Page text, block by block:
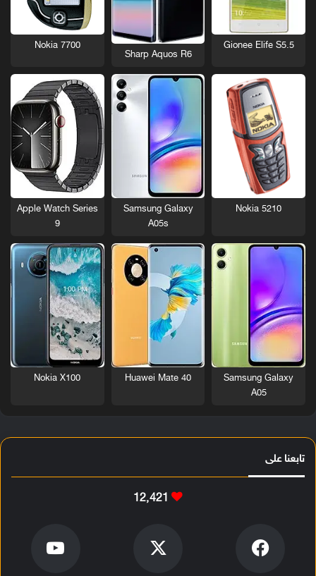
Gionee Elife S5.5
Sharp Aquos R6
Nokia 7700
Nokia 5210
Samsung Galaxy
A05s
Apple Watch Series
9
Samsung Galaxy
A05
Huawei Mate 40
Nokia X100
تابعنا على
12٬421